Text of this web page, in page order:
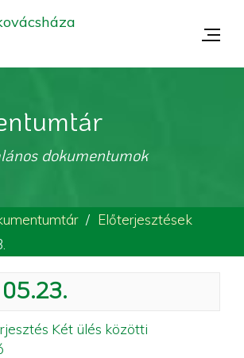
dokumentumok
Előterjesztések
Két ülés közötti